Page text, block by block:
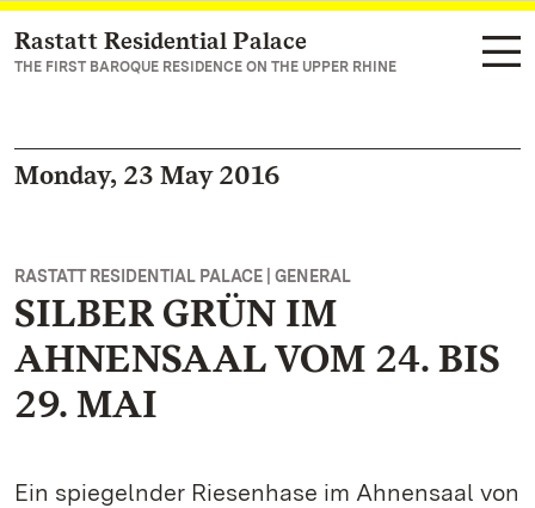
Navigate to main page
Rastatt Residential Palace
THE FIRST BAROQUE RESIDENCE ON THE UPPER RHINE
Monday, 23 May 2016
RASTATT RESIDENTIAL PALACE | GENERAL
SILBER GRÜN IM
AHNENSAAL VOM 24. BIS
29. MAI
Ein spiegelnder Riesenhase im Ahnensaal von